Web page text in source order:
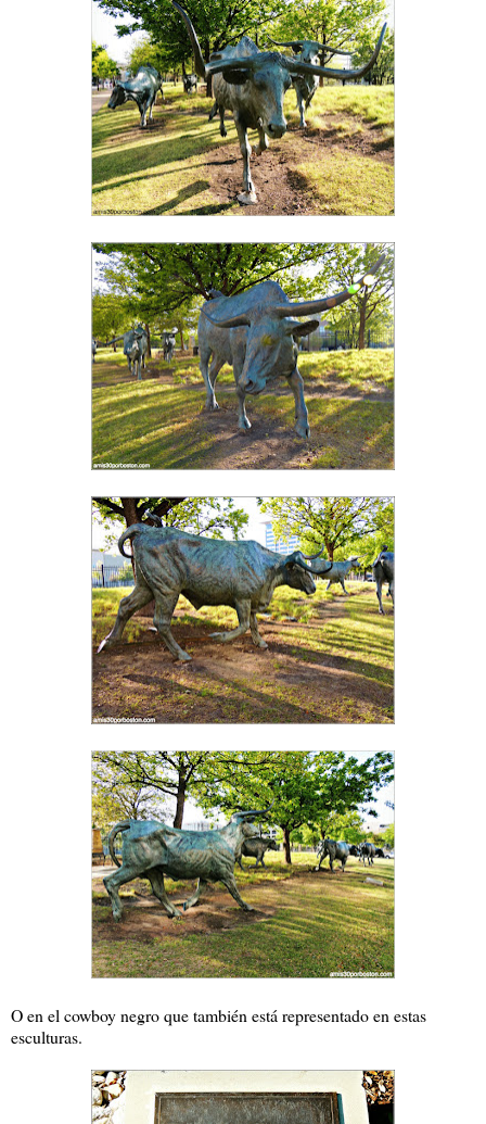
O en el cowboy negro que también está representado en estas
esculturas.